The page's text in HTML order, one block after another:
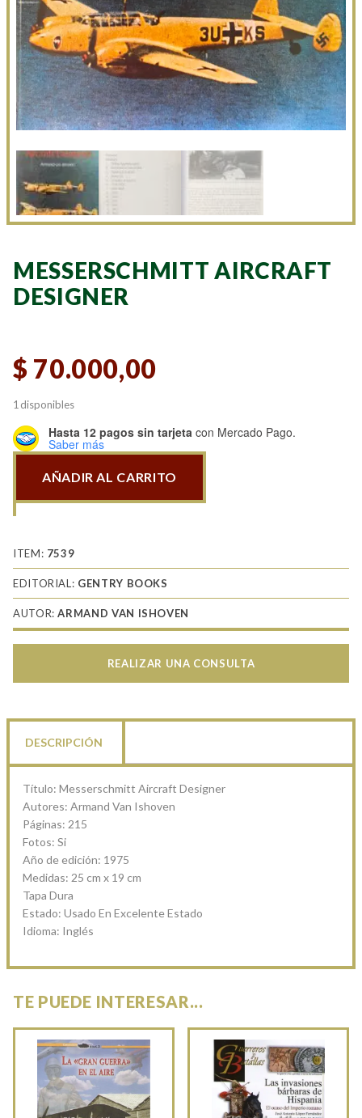
MESSERSCHMITT AIRCRAFT
DESIGNER
$ 70.000,00
1 disponibles
Hasta 12 pagos sin tarjeta con Mercado Pago.
Saber más
Aircraft
cantidad
AÑADIR AL CARRITO
ITEM: 7539
EDITORIAL: GENTRY BOOKS
AUTOR:ARMAND VAN ISHOVEN
REALIZAR UNA CONSULTA
DESCRIPCIÓN
Título: Messerschmitt Aircraft Designer
Autores: Armand Van Ishoven
Páginas: 215
Fotos: Si
Año de edición: 1975
Medidas: 25 cm x 19 cm
Tapa Dura
Estado: Usado En Excelente Estado
Idioma: Inglés
TE PUEDE INTERESAR...